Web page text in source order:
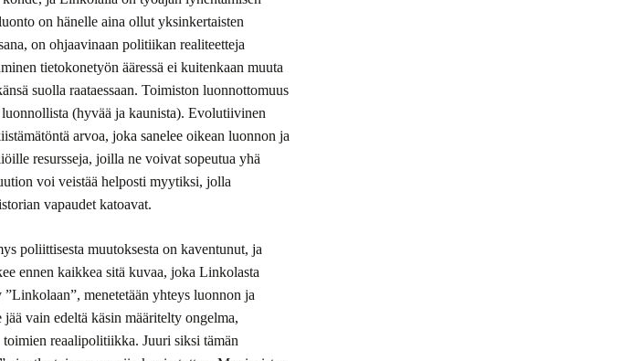
on hänelle aina ollut yksinkertaisten
on ohjaavinaan politiikan realiteetteja
tietokonetyön ääressä ei kuitenkaan muuta
suolla raataessaan. Toimiston luonnottomuus
(hyvää ja kaunista). Evolutiivinen
arvoa, joka sanelee oikean luonnon ja
resursseja, joilla ne voivat sopeutua yhä
voi veistää helposti myytiksi, jolla
vapaudet katoavat.
poliittisesta muutoksesta on kaventunut, ja
ennen kaikkea sitä kuvaa, joka Linkolasta
menetetään yhteys luonnon ja
vain edeltä käsin määritelty ongelma,
reaalipolitiikka. Juuri siksi tämän